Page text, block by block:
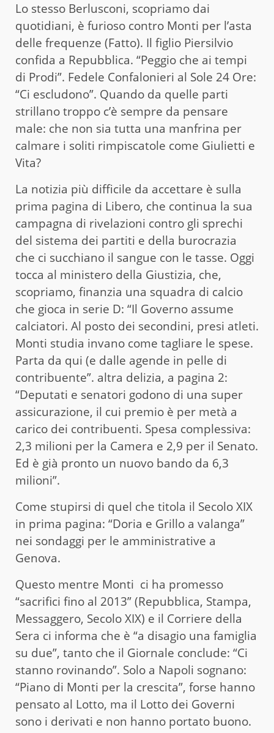
Lo stesso Berlusconi, scopriamo dai
quotidiani, è furioso contro Monti per l’asta
delle frequenze (Fatto). Il figlio Piersilvio
confida a Repubblica. “Peggio che ai tempi
di Prodi”. Fedele Confalonieri al Sole 24 Ore:
“Ci escludono”. Quando da quelle parti
strillano troppo c’è sempre da pensare
male: che non sia tutta una manfrina per
calmare i soliti rimpiscatole come Giulietti e
Vita?
La notizia più difficile da accettare è sulla
prima pagina di Libero, che continua la sua
campagna di rivelazioni contro gli sprechi
del sistema dei partiti e della burocrazia
che ci succhiano il sangue con le tasse. Oggi
tocca al ministero della Giustizia, che,
scopriamo, finanzia una squadra di calcio
che gioca in serie D: “Il Governo assume
calciatori. Al posto dei secondini, presi atleti.
Monti studia invano come tagliare le spese.
Parta da qui (e dalle agende in pelle di
contribuente”. altra delizia, a pagina 2:
“Deputati e senatori godono di una super
assicurazione, il cui premio è per metà a
carico dei contribuenti. Spesa complessiva:
2,3 milioni per la Camera e 2,9 per il Senato.
Ed è già pronto un nuovo bando da 6,3
milioni”.
Come stupirsi di quel che titola il Secolo XIX
in prima pagina: “Doria e Grillo a valanga”
nei sondaggi per le amministrative a
Genova.
Questo mentre Monti ci ha promesso
“sacrifici fino al 2013” (Repubblica, Stampa,
Messaggero, Secolo XIX) e il Corriere della
Sera ci informa che è “a disagio una famiglia
su due”, tanto che il Giornale conclude: “Ci
stanno rovinando”. Solo a Napoli sognano:
“Piano di Monti per la crescita”, forse hanno
pensato al Lotto, ma il Lotto dei Governi
sono i derivati e non hanno portato buono.